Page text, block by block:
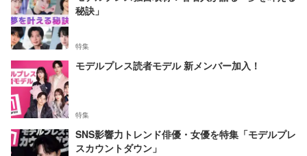
秘訣」
特集
モデルプレス読者モデル 新メンバー加入！
特集
SNS影響力トレンド俳優・女優を特集「モデルプレ
スカウントダウン」